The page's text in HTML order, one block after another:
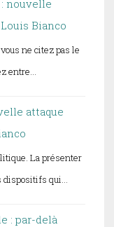
nouvelle
Bianco
ne citez pas le
entre…
attaque
La présenter
dispositifs qui…
: par-delà